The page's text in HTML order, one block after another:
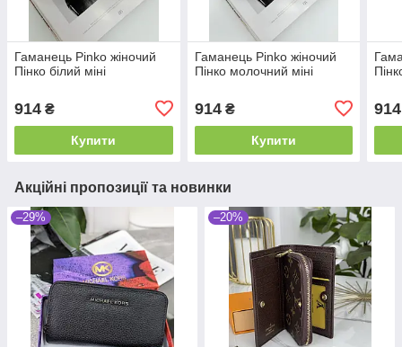
Гаманець Pinko жіночий
Пінко білий міні
914 ₴
Купити
Гаманець Pinko жіночий
Пінко молочний міні
914₴
Купити
914
Акційні пропозиції та новинки
–29% –20%